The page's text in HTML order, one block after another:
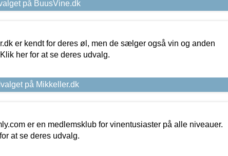
på BuusVine.dk
er kendt for deres øl, men de sælger også vin og anden
her for at se deres udvalg.
på Mikkeller.dk
er en medlemsklub for vinentusiaster på alle niveauer.
at se deres udvalg.